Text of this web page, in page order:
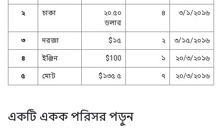
২ চাকা
২০.৫০
ডলার
৪ ৩/১/২০১৬
৩ দরজা $১৫ ২ ৩/১৫/২০১৬
৪ ইঞ্জিন $100 ১ ২০/৩/২০১৬
৫ মোট $১৩৫.৫ ৭ ২০/৩/২০১৬
একটি একক পরিসর পড়ুন